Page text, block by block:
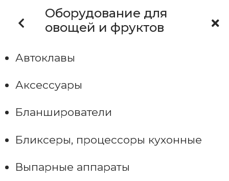
Оборудование для
овощей и фруктов
Автоклавы
Аксессуары
Бланширователи
Бликсеры, процессоры кухонные
Выпарные аппараты